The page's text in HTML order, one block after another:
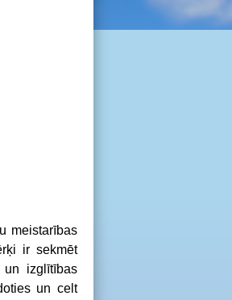
meistarības
ir sekmēt
un izglītības
un celt